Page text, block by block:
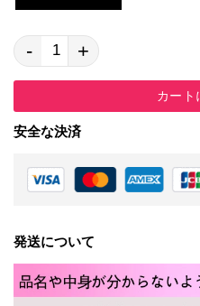
- +
カート
安全な決済
発送について